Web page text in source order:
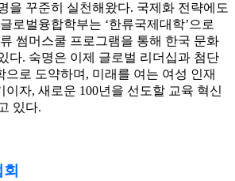
을 꾸준히 실천해왔다. 국제화 전략에도
로벌융합학부는 ‘한류국제대학’으로
썸머스쿨 프로그램을 통해 한국 문화
다. 숙명은 이제 글로벌 리더십과 첨단
으로 도약하며, 미래를 여는 여성 인재
이자, 새로운 100년을 선도할 교육 혁신
있다.